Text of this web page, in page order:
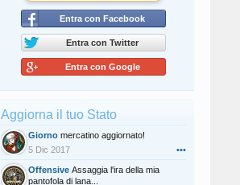
Entra con Facebook
Entra con Twitter
Entra con Google
Aggiorna il tuo Stato
Giorno mercatino aggiornato!
5 Dic 2017
•••
Offensive Assaggia l'ira della mia
pantofola di lana...